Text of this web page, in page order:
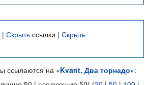
| Скрыть ссылки | Скрыть
ссылаются на «Kvant. Два торнадо»: